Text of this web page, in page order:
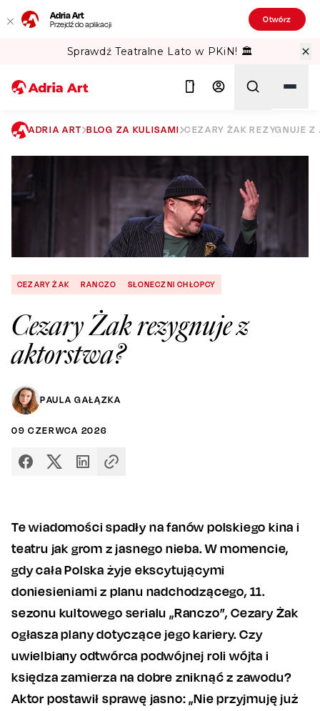
Adria Art
Przejdź do aplikacji Otwórz
Sprawdź Teatralne Lato w PKiN! 🏛️
Szukaj
ADRIA ART BLOG ZA KULISAMI CEZARY ŻAK REZYGNUJE Z
CEZARY ŻAK RANCZO SŁONECZNI CHŁOPCY
Cezary Żak rezygnuje z
aktorstwa?
PAULA GAŁĄZKA
09 CZERWCA 2026
Te wiadomości spadły na fanów polskiego kina i
teatru jak grom z jasnego nieba. W momencie,
gdy cała Polska żyje ekscytującymi
doniesieniami z planu nadchodzącego, 11.
sezonu kultowego serialu „Ranczo”, Cezary Żak
ogłasza plany dotyczące jego kariery. Czy
uwielbiany odtwórca podwójnej roli wójta i
księdza zamierza na dobre zniknąć z zawodu?
Aktor postawił sprawę jasno: „Nie przyjmuję już